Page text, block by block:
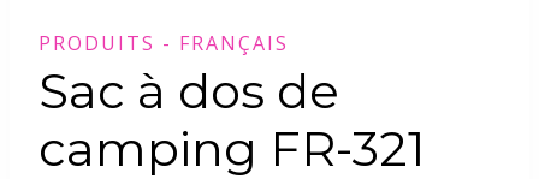
PRODUITS - FRANÇAIS
Sac à dos de
camping FR-321